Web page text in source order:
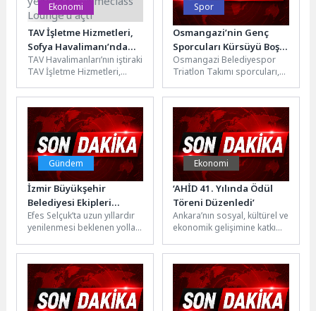
Ekonomi
TAV İşletme Hizmetleri,
Sofya Havalimanı’nda
yenilenen Primeclass
Lounge’u açtı
TAV Havalimanları’nın iştiraki
TAV İşletme Hizmetleri,
işletmecisi SOF Connect ile
işbirliği kapsamında
Terminal...
Spor
Osmangazi’nin Genç
Sporcuları Kürsüyü Boş
Bırakmadı
Osmangazi Belediyespor
Triatlon Takımı sporcuları,
düzenlenen Triatlon Türkiye
Şampiyonası’nda
gösterdikleri başarılı
performansla...
Gündem
İzmir Büyükşehir
Belediyesi Ekipleri
Zeytinköy Yolunda
Çalışmalara Başladı
Efes Selçuk’ta uzun yıllardır
yenilenmesi beklenen yollar,
Belediyesi’nin yatırımlarıyla
birer birer hayata
geçiriliyor....
Ekonomi
‘AHİD 41. Yılında Ödül
Töreni Düzenledi’
Ankara’nın sosyal, kültürel ve
ekonomik gelişimine katkı
onurlandırmak amacıyla
düzenlenen “AHİD –
Ankara’ya...